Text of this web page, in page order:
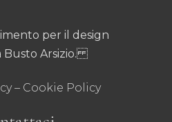
per il design
Busto Arsizio.
– Cookie Policy